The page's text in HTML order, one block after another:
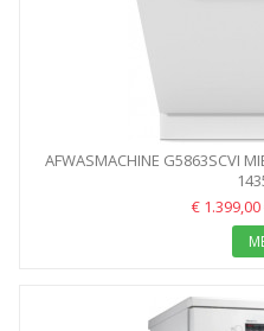
AFWASMACHINE G5863SCVI
€ 1.399,00